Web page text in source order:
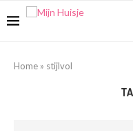
Home » stijlvol